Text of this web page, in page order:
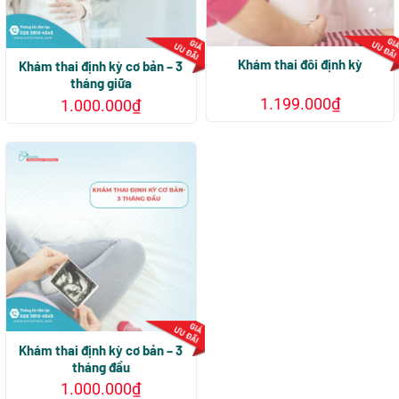
chọn
có
được
chọn
trên
Khám thai định kỳ cơ bản – 3
tháng giữa
1.000.000₫
Khám thai đôi định kỳ
1.199.000₫
Khám thai định kỳ cơ bản – 3
tháng đầu
1.000.000₫